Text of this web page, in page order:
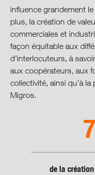
influence grandement
plus, la création de
commerciales et
façon équitable aux
d’interlocuteurs, à
aux coopérateurs, aux
collectivité, ainsi qu’à
Migros.
de la